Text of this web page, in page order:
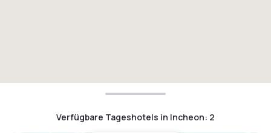
Verfügbare Tageshotels in Incheon: 2